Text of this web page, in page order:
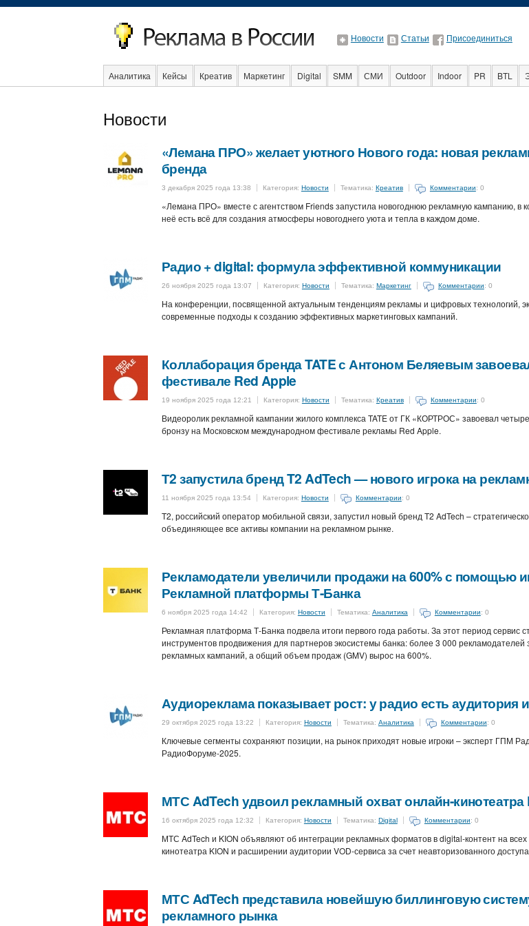
Новости Статьи Присоединиться
Аналитика Кейсы Креатив Маркетинг Digital SMM СМИ Outdoor Indoor PR BTL
Новости
«Лемана ПРО» желает уютного Нового года: новая
бренда
3 декабря 2025 года 13:38 Категория: Новости Тематика: Креатив Комментарии: 0
«Лемана ПРО» вместе с агентством Friends запустила новогоднюю рекламную кампанию, в
неё есть всё для создания атмосферы новогоднего уюта и тепла в каждом доме.
Радио + digital: формула эффективной коммуникации
26 ноября 2025 года 13:07 Категория: Новости Тематика: Маркетинг Комментарии: 0
На конференции, посвященной актуальным тенденциям рекламы и цифровых технологий,
современные подходы к созданию эффективных маркетинговых кампаний.
Коллаборация бренда TATE с Антоном Беляевым
фестивале Red Apple
19 ноября 2025 года 12:21 Категория: Новости Тематика: Креатив Комментарии: 0
Видеоролик рекламной кампании жилого комплекса TATE от ГК «КОРТРОС» завоевал
бронзу на Московском международном фестивале рекламы Red Apple.
Т2 запустила бренд T2 AdTech — нового игрока на
11 ноября 2025 года 13:54 Категория: Новости Комментарии: 0
T2, российский оператор мобильной связи, запустил новый бренд T2 AdTech –
объединяющее все активы компании на рекламном рынке.
Рекламодатели увеличили продажи на 600% с помощью
Рекламной платформы Т-Банка
6 ноября 2025 года 14:42 Категория: Новости Тематика: Аналитика Комментарии: 0
Рекламная платформа Т-Банка подвела итоги первого года работы. За этот период сервис
инструментов продвижения для партнеров экосистемы банка: более 3 000
рекламных кампаний, а общий объем продаж (GMV) вырос на 600%.
Аудиореклама показывает рост: у радио есть аудитория
29 октября 2025 года 13:22 Категория: Новости Тематика: Аналитика Комментарии: 0
Ключевые сегменты сохраняют позиции, на рынок приходят новые игроки – эксперт ГПМ
РадиоФоруме-2025.
МТС AdTech удвоил рекламный охват онлайн-кинотеатра
16 октября 2025 года 12:32 Категория: Новости Тематика: Digital Комментарии: 0
МТС AdTech и KION объявляют об интеграции рекламных форматов в digital‑контент на
кинотеатра KION и расширении аудитории VOD-сервиса за счет неавторизованного доступа
МТС AdTech представила новейшую биллинговую
рекламного рынка